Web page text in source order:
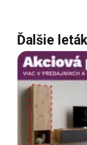
Ďalšie